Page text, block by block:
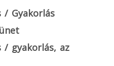
/ Gyakorlás
/ gyakorlás, az